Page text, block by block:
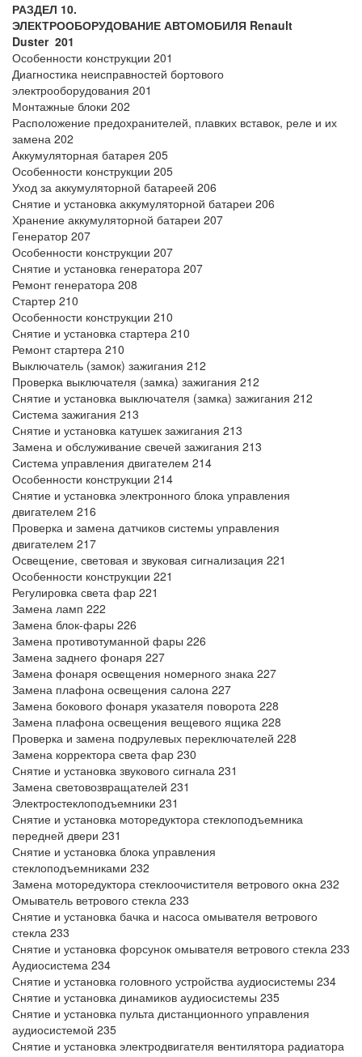
РАЗДЕЛ 10.
ЭЛЕКТРООБОРУДОВАНИЕ АВТОМОБИЛЯ Renault
Duster 201
Особенности конструкции 201
Диагностика неисправностей бортового
электрооборудования 201
Монтажные блоки 202
Расположение предохранителей, плавких вставок, реле и их
замена 202
Аккумуляторная батарея 205
Особенности конструкции 205
Уход за аккумуляторной батареей 206
Снятие и установка аккумуляторной батареи 206
Хранение аккумуляторной батареи 207
Генератор 207
Особенности конструкции 207
Снятие и установка генератора 207
Ремонт генератора 208
Стартер 210
Особенности конструкции 210
Снятие и установка стартера 210
Ремонт стартера 210
Выключатель (замок) зажигания 212
Проверка выключателя (замка) зажигания 212
Снятие и установка выключателя (замка) зажигания 212
Система зажигания 213
Снятие и установка катушек зажигания 213
Замена и обслуживание свечей зажигания 213
Система управления двигателем 214
Особенности конструкции 214
Снятие и установка электронного блока управления
двигателем 216
Проверка и замена датчиков системы управления
двигателем 217
Освещение, световая и звуковая сигнализация 221
Особенности конструкции 221
Регулировка света фар 221
Замена ламп 222
Замена блок-фары 226
Замена противотуманной фары 226
Замена заднего фонаря 227
Замена фонаря освещения номерного знака 227
Замена плафона освещения салона 227
Замена бокового фонаря указателя поворота 228
Замена плафона освещения вещевого ящика 228
Проверка и замена подрулевых переключателей 228
Замена корректора света фар 230
Снятие и установка звукового сигнала 231
Замена световозвращателей 231
Электростеклоподъемники 231
Снятие и установка моторедуктора стеклоподъемника
передней двери 231
Снятие и установка блока управления
стеклоподъемниками 232
Замена моторедуктора стеклоочистителя ветрового окна 232
Омыватель ветрового стекла 233
Снятие и установка бачка и насоса омывателя ветрового
стекла 233
Снятие и установка форсунок омывателя ветрового стекла 233
Аудиосистема 234
Снятие и установка головного устройства аудиосистемы 234
Снятие и установка динамиков аудиосистемы 235
Снятие и установка пульта дистанционного управления
аудиосистемой 235
Снятие и установка электродвигателя вентилятора радиатора